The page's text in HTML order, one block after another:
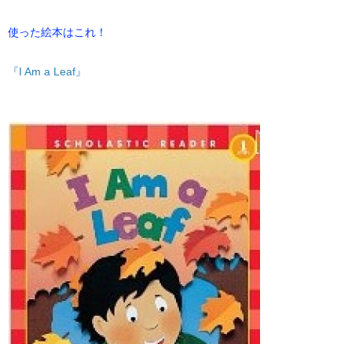
使った絵本はこれ！
『I Am a Leaf』